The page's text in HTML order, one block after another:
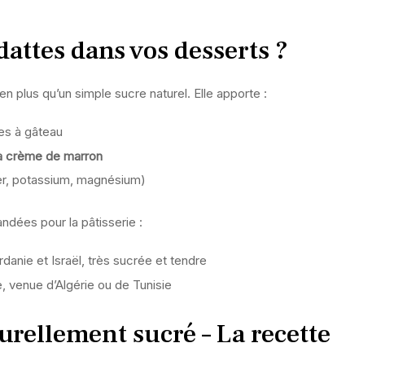
dans vos desserts ?
plus qu’un simple sucre naturel. Elle apporte :
à gâteau
crème de marron
potassium, magnésium)
pour la pâtisserie :
et Israël, très sucrée et tendre
d’Algérie ou de Tunisie
sucré – La recette